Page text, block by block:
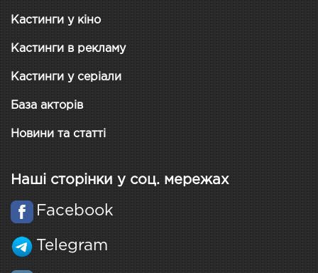
Кастинги у кіно
Кастинги в рекламу
Кастинги у серіали
База акторів
Новини та статті
Наші сторінки у соц. мережах
Facebook
Telegram